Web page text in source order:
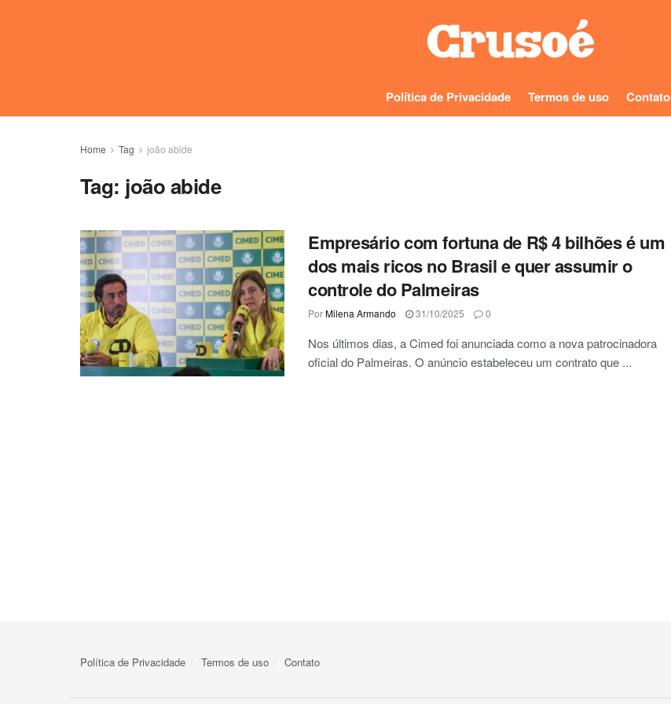
Política de Privacidade Termos de uso Contato
Home Tag joão abide
Tag: joão abide
Empresário com fortuna de R$ 4 bilhões é um
dos mais ricos no Brasil e quer assumir o
controle do Palmeiras
PorMilena Armando 31/10/2025 0
Nos últimos dias, a Cimed foi anunciada como a nova patrocinadora
oficial do Palmeiras. O anúncio estabeleceu um contrato que ...
Política de Privacidade Termos de uso Contato